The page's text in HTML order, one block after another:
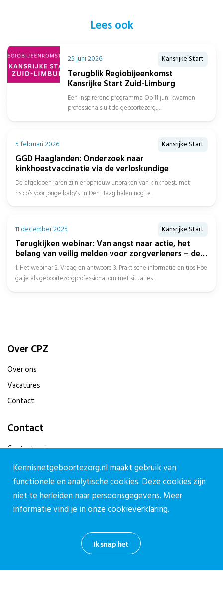
Lees ook
25 juni 2026 Kansrijke Start
Terugblik Regiobijeenkomst
Kansrijke Start Zuid-Limburg
Een inspirerend programma Op 11 juni kwamen
professionals uit de geboortezorg,
5 februari 2026 Kansrijke Start
GGD Haaglanden: Onderzoek naar
kinkhoestvaccinatie via de verloskundige
De afgelopen jaren zijn er opnieuw uitbraken van kinkhoest, met
risico’s voor jonge baby’s. In Den Haag halen nog te...
11 december 2025 Kansrijke Start
Terugkijken webinar: Van angst naar actie, het
belang van veilig melden voor zorgverleners – deel
II1. Het webinar 2. Vraag en antwoord 3. Praktische informatie en tips Hoe
ga je als geboortezorgprofessional om met situaties...
Over CPZ
Over ons
Vacatures
Contact
Contact
Contactpagina
030-27 39 786
cpz@stichtingcpz.nl
Mercatorlaan 1200, 3528 BL Utrecht
Meld je aan voor onze nieuwsbrief.
Aanmelden nieuwsbrief
Ik snap het
Kennisnetgeboortezorg.nl maakt gebruik van
functionele en analytische cookies. Deze cookies zijn
niet te herleiden naar persoonsgegevens. Meer
informatie vind je in onzecookieverklaring.